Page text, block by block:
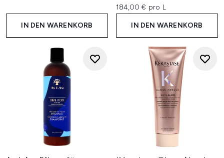
IN DEN WARENKORB
184,00 € pro L
IN DEN WARENKORB